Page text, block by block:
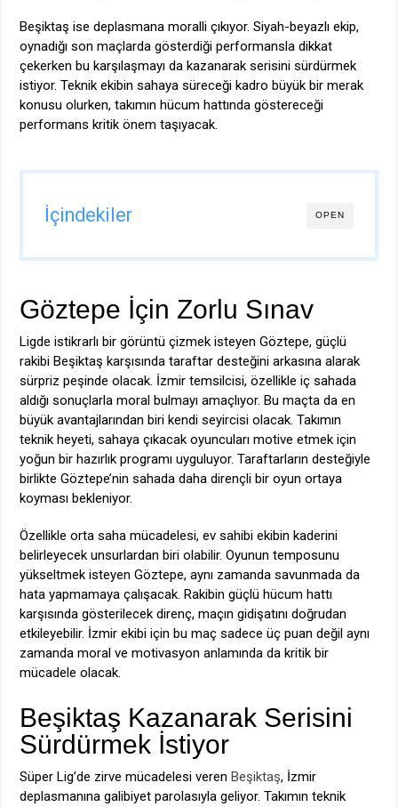
Beşiktaş ise deplasmana moralli çıkıyor. Siyah-beyazlı ekip,
oynadığı son maçlarda gösterdiği performansla dikkat
çekerken bu karşılaşmayı da kazanarak serisini sürdürmek
istiyor. Teknik ekibin sahaya süreceği kadro büyük bir merak
konusu olurken, takımın hücum hattında göstereceği
performans kritik önem taşıyacak.
OPEN
İçindekiler
Göztepe İçin Zorlu Sınav
Ligde istikrarlı bir görüntü çizmek isteyen Göztepe, güçlü
rakibi Beşiktaş karşısında taraftar desteğini arkasına alarak
sürpriz peşinde olacak. İzmir temsilcisi, özellikle iç sahada
aldığı sonuçlarla moral bulmayı amaçlıyor. Bu maçta da en
büyük avantajlarından biri kendi seyircisi olacak. Takımın
teknik heyeti, sahaya çıkacak oyuncuları motive etmek için
yoğun bir hazırlık programı uyguluyor. Taraftarların desteğiyle
birlikte Göztepe’nin sahada daha dirençli bir oyun ortaya
koyması bekleniyor.
Özellikle orta saha mücadelesi, ev sahibi ekibin kaderini
belirleyecek unsurlardan biri olabilir. Oyunun temposunu
yükseltmek isteyen Göztepe, aynı zamanda savunmada da
hata yapmamaya çalışacak. Rakibin güçlü hücum hattı
karşısında gösterilecek direnç, maçın gidişatını doğrudan
etkileyebilir. İzmir ekibi için bu maç sadece üç puan değil aynı
zamanda moral ve motivasyon anlamında da kritik bir
mücadele olacak.
Beşiktaş Kazanarak Serisini
Sürdürmek İstiyor
Süper Lig’de zirve mücadelesi verenBeşiktaş, İzmir
deplasmanına galibiyet parolasıyla geliyor. Takımın teknik